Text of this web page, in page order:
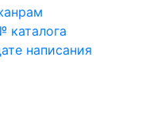
каталога
написания